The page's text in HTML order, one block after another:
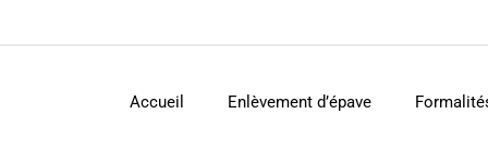
Accueil
Enlèvement d’épave